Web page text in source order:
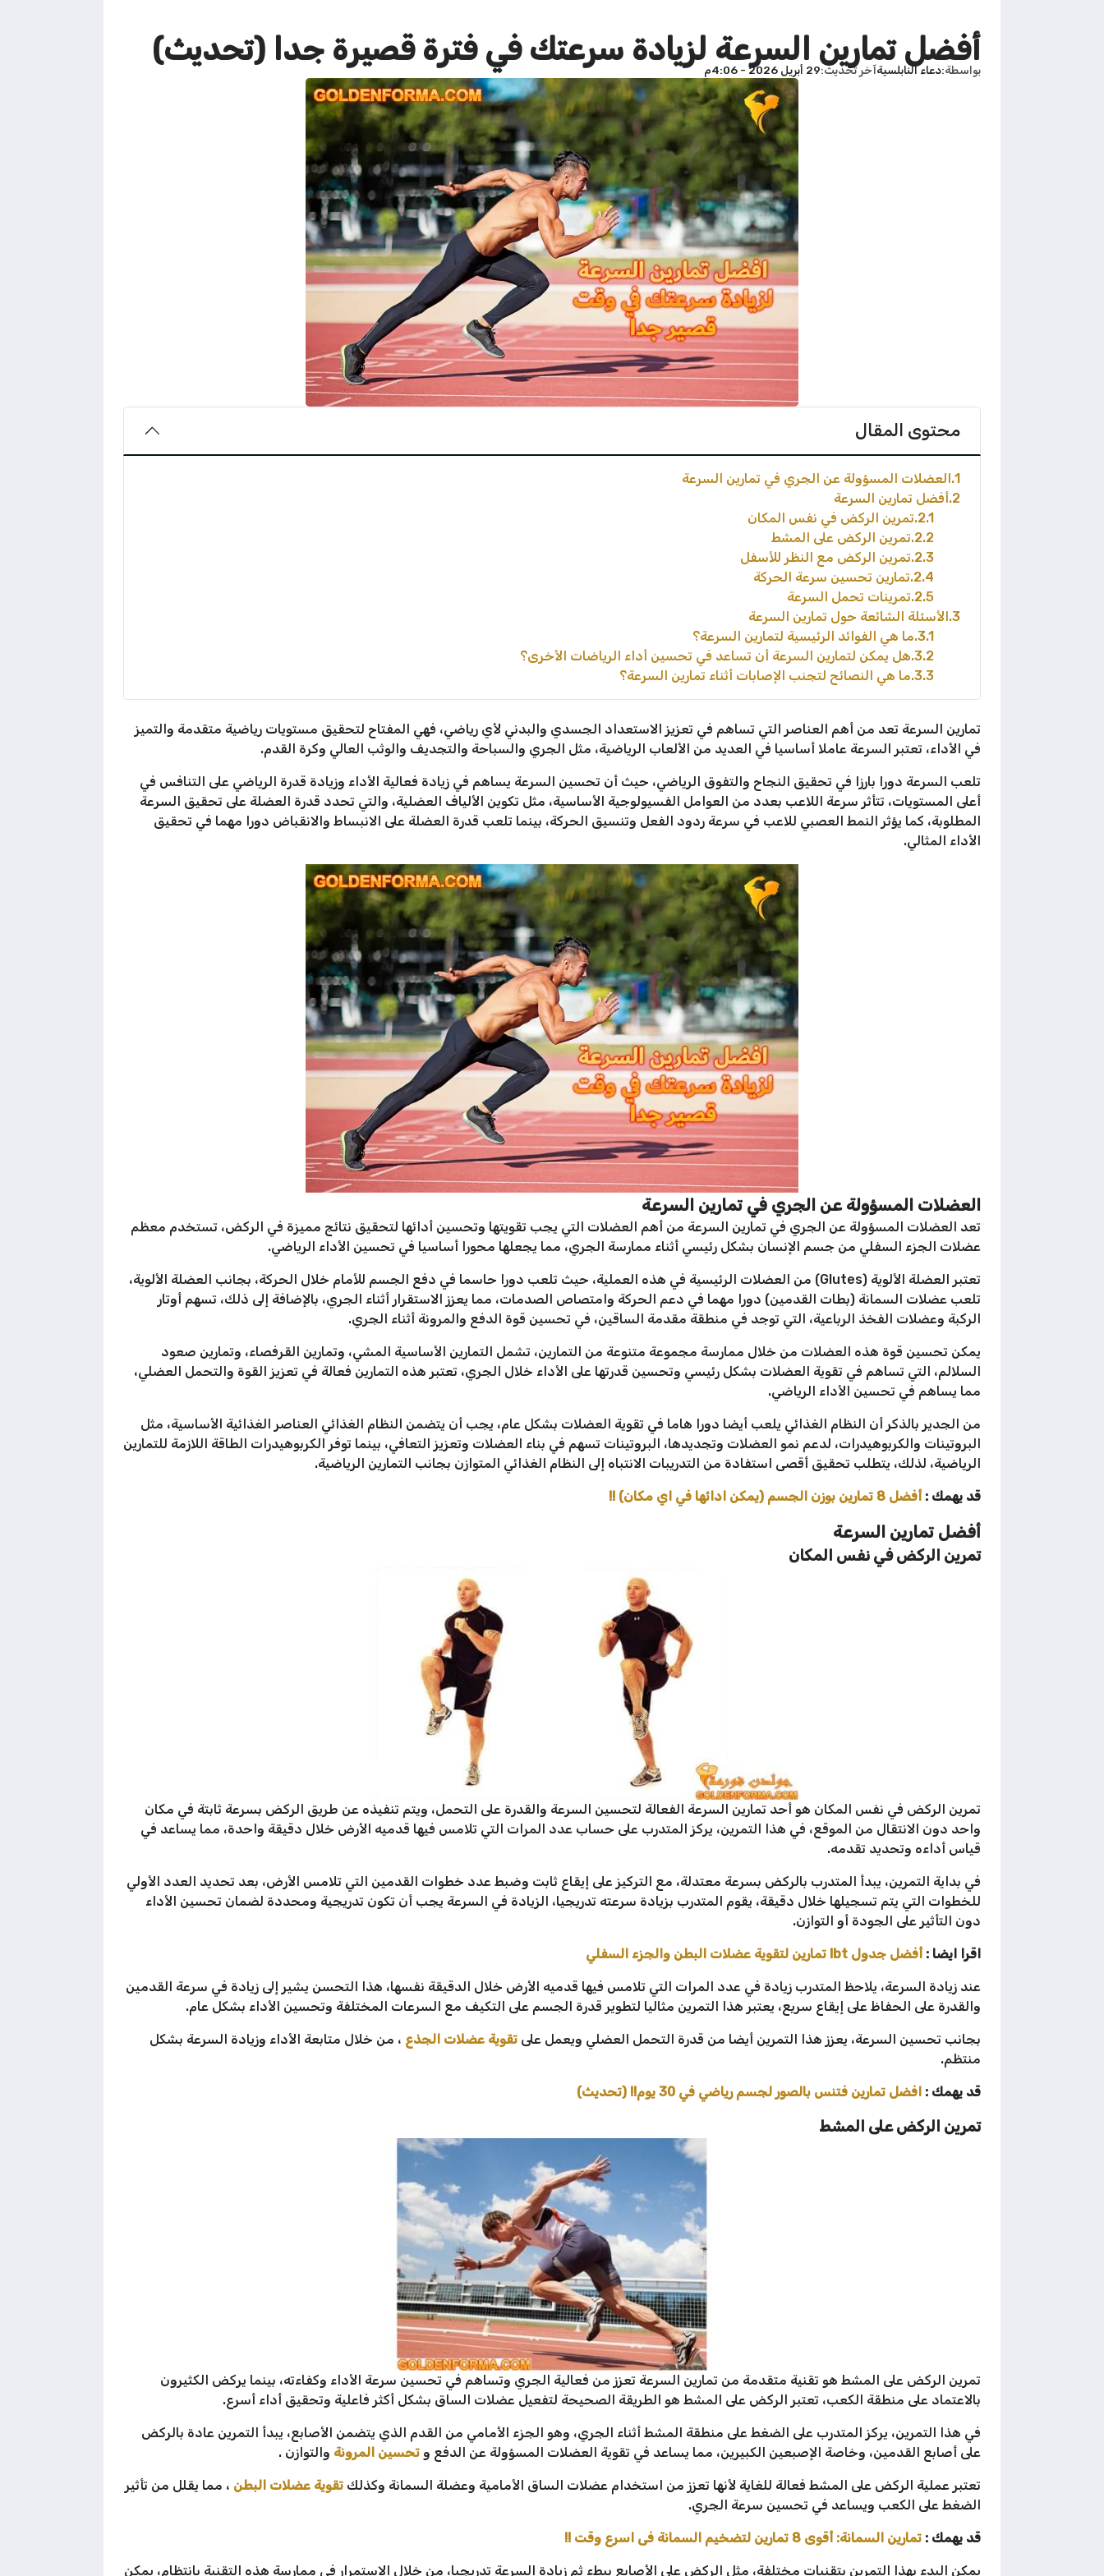
أفضل تمارين السرعة لزيادة سرعتك في فترة قصيرة جدا (تحديث)
بواسطة دعاء النابلسيةآخر تحديث 29 أبريل 2026 - 4:06م
محتوى المقال
1 العضلات المسؤولة عن الجري في تمارين السرعة
2 أفضل تمارين السرعة
2.1 تمرين الركض في نفس المكان
2.2 تمرين الركض على المشط
2.3 تمرين الركض مع النظر للأسفل
2.4 تمارين تحسين سرعة الحركة
2.5 تمرينات تحمل السرعة
3 الأسئلة الشائعة حول تمارين السرعة
3.1 ما هي الفوائد الرئيسية لتمارين السرعة؟
3.2 هل يمكن لتمارين السرعة أن تساعد في تحسين أداء الرياضات الأخرى؟
3.3 ما هي النصائح لتجنب الإصابات أثناء تمارين السرعة؟
تمارين السرعة تعد من أهم العناصر التي تساهم في تعزيز الاستعداد الجسدي والبدني لأي رياضي، فهي المفتاح لتحقيق مستويات رياضية متقدمة والتميز
في الأداء، تعتبر السرعة عاملا أساسيا في العديد من الألعاب الرياضية، مثل الجري والسباحة والتجديف والوثب العالي وكرة القدم.
تلعب السرعة دورا بارزا في تحقيق النجاح والتفوق الرياضي، حيث أن تحسين السرعة يساهم في زيادة فعالية الأداء وزيادة قدرة الرياضي على التنافس في
أعلى المستويات، تتأثر سرعة اللاعب بعدد من العوامل الفسيولوجية الأساسية، مثل تكوين الألياف العضلية، والتي تحدد قدرة العضلة على تحقيق السرعة
المطلوبة، كما يؤثر النمط العصبي للاعب في سرعة ردود الفعل وتنسيق الحركة، بينما تلعب قدرة العضلة على الانبساط والانقباض دورا مهما في تحقيق
الأداء المثالي.
العضلات المسؤولة عن الجري في تمارين السرعة
تعد العضلات المسؤولة عن الجري في تمارين السرعة من أهم العضلات التي يجب تقويتها وتحسين أدائها لتحقيق نتائج مميزة في الركض، تستخدم معظم
عضلات الجزء السفلي من جسم الإنسان بشكل رئيسي أثناء ممارسة الجري، مما يجعلها محورا أساسيا في تحسين الأداء الرياضي.
تعتبر العضلة الألوية (Glutes) من العضلات الرئيسية في هذه العملية، حيث تلعب دورا حاسما في دفع الجسم للأمام خلال الحركة، بجانب العضلة الألوية،
تلعب عضلات السمانة (بطات القدمين) دورا مهما في دعم الحركة وامتصاص الصدمات، مما يعزز الاستقرار أثناء الجري، بالإضافة إلى ذلك، تسهم أوتار
الركبة وعضلات الفخذ الرباعية، التي توجد في منطقة مقدمة الساقين، في تحسين قوة الدفع والمرونة أثناء الجري.
يمكن تحسين قوة هذه العضلات من خلال ممارسة مجموعة متنوعة من التمارين، تشمل التمارين الأساسية المشي، وتمارين القرفصاء، وتمارين صعود
السلالم، التي تساهم في تقوية العضلات بشكل رئيسي وتحسين قدرتها على الأداء خلال الجري، تعتبر هذه التمارين فعالة في تعزيز القوة والتحمل العضلي،
مما يساهم في تحسين الأداء الرياضي.
من الجدير بالذكر أن النظام الغذائي يلعب أيضا دورا هاما في تقوية العضلات بشكل عام، يجب أن يتضمن النظام الغذائي العناصر الغذائية الأساسية، مثل
البروتينات والكربوهيدرات، لدعم نمو العضلات وتجديدها، البروتينات تسهم في بناء العضلات وتعزيز التعافي، بينما توفر الكربوهيدرات الطاقة اللازمة للتمارين
الرياضية، لذلك، يتطلب تحقيق أقصى استفادة من التدريبات الانتباه إلى النظام الغذائي المتوازن بجانب التمارين الرياضية.
قد يهمك : أفضل 8 تمارين بوزن الجسم (يمكن ادائها في اي مكان) !!
أفضل تمارين السرعة
تمرين الركض في نفس المكان
تمرين الركض في نفس المكان هو أحد تمارين السرعة الفعالة لتحسين السرعة والقدرة على التحمل، ويتم تنفيذه عن طريق الركض بسرعة ثابتة في مكان
واحد دون الانتقال من الموقع، في هذا التمرين، يركز المتدرب على حساب عدد المرات التي تلامس فيها قدميه الأرض خلال دقيقة واحدة، مما يساعد في
قياس أداءه وتحديد تقدمه.
في بداية التمرين، يبدأ المتدرب بالركض بسرعة معتدلة، مع التركيز على إيقاع ثابت وضبط عدد خطوات القدمين التي تلامس الأرض، بعد تحديد العدد الأولي
للخطوات التي يتم تسجيلها خلال دقيقة، يقوم المتدرب بزيادة سرعته تدريجيا، الزيادة في السرعة يجب أن تكون تدريجية ومحددة لضمان تحسين الأداء
دون التأثير على الجودة أو التوازن.
اقرا ايضا : أفضل جدول lbt تمارين لتقوية عضلات البطن والجزء السفلي
عند زيادة السرعة، يلاحظ المتدرب زيادة في عدد المرات التي تلامس فيها قدميه الأرض خلال الدقيقة نفسها، هذا التحسن يشير إلى زيادة في سرعة القدمين
والقدرة على الحفاظ على إيقاع سريع، يعتبر هذا التمرين مثاليا لتطوير قدرة الجسم على التكيف مع السرعات المختلفة وتحسين الأداء بشكل عام.
بجانب تحسين السرعة، يعزز هذا التمرين أيضا من قدرة التحمل العضلي ويعمل على تقوية عضلات الجذع ، من خلال متابعة الأداء وزيادة السرعة بشكل
منتظم.
قد يهمك : افضل تمارين فتنس بالصور لجسم رياضي في 30 يوم!! (تحديث)
تمرين الركض على المشط
تمرين الركض على المشط هو تقنية متقدمة من تمارين السرعة تعزز من فعالية الجري وتساهم في تحسين سرعة الأداء وكفاءته، بينما يركض الكثيرون
بالاعتماد على منطقة الكعب، تعتبر الركض على المشط هو الطريقة الصحيحة لتفعيل عضلات الساق بشكل أكثر فاعلية وتحقيق أداء أسرع.
في هذا التمرين، يركز المتدرب على الضغط على منطقة المشط أثناء الجري، وهو الجزء الأمامي من القدم الذي يتضمن الأصابع، يبدأ التمرين عادة بالركض
على أصابع القدمين، وخاصة الإصبعين الكبيرين، مما يساعد في تقوية العضلات المسؤولة عن الدفع و تحسين المرونة والتوازن .
تعتبر عملية الركض على المشط فعالة للغاية لأنها تعزز من استخدام عضلات الساق الأمامية وعضلة السمانة وكذلك تقوية عضلات البطن ، مما يقلل من تأثير
الضغط على الكعب ويساعد في تحسين سرعة الجري.
قد يهمك : تمارين السمانة: أقوى 8 تمارين لتضخيم السمانة فى اسرع وقت !!
يمكن البدء بهذا التمرين بتقنيات مختلفة، مثل الركض على الأصابع ببطء ثم زيادة السرعة تدريجيا، من خلال الاستمرار في ممارسة هذه التقنية بانتظام، يمكن